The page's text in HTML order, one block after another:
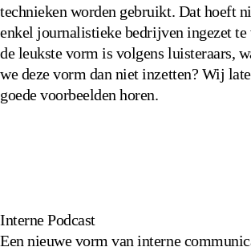
technieken worden gebruikt. Dat hoeft
enkel journalistieke bedrijven ingezet
de leukste vorm is volgens luisteraars,
we deze vorm dan niet inzetten? Wij
goede voorbeelden horen.
Interne Podcast
Een nieuwe vorm van interne